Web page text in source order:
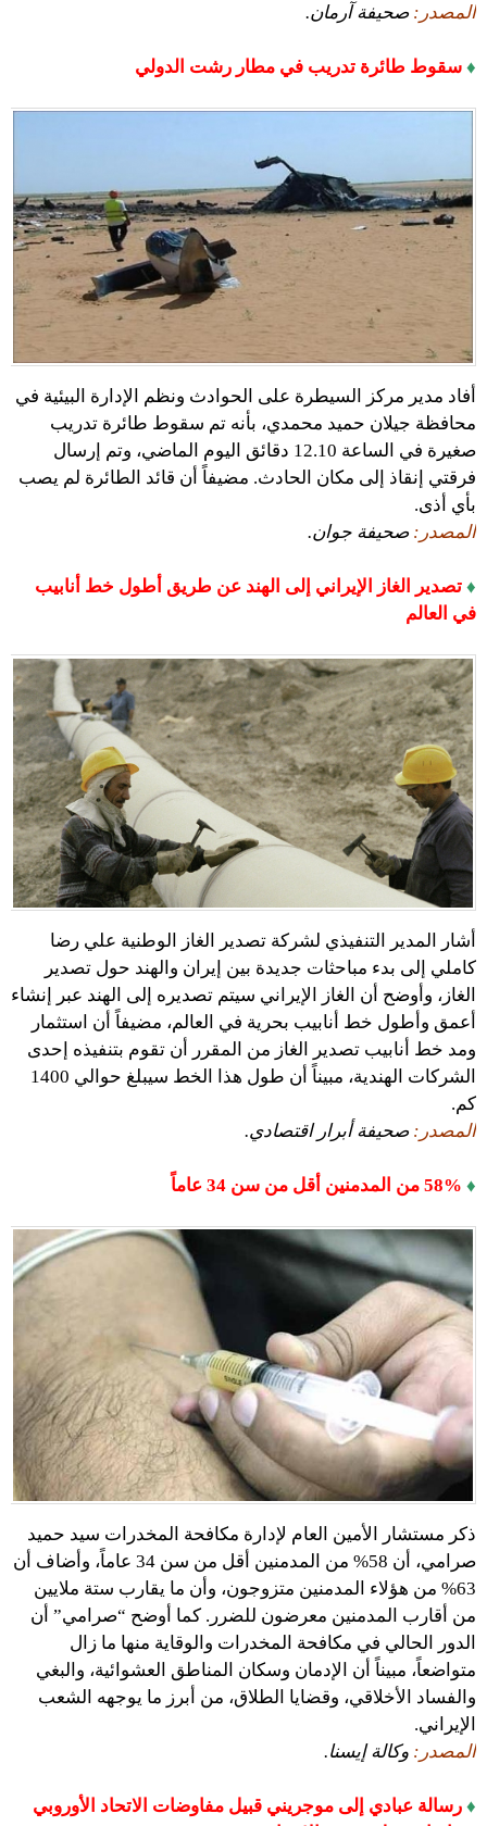
المصدر: صحيفة آرمان.
♦ سقوط طائرة تدريب في مطار رشت الدولي
أفاد مدير مركز السيطرة على الحوادث ونظم الإدارة البيئية في
محافظة جيلان حميد محمدي، بأنه تم سقوط طائرة تدريب
صغيرة في الساعة 12.10 دقائق اليوم الماضي، وتم إرسال
فرقتي إنقاذ إلى مكان الحادث. مضيفاً أن قائد الطائرة لم يصب
بأي أذى.
المصدر: صحيفة جوان.
♦ تصدير الغاز الإيراني إلى الهند عن طريق أطول خط أنابيب
في العالم
أشار المدير التنفيذي لشركة تصدير الغاز الوطنية علي رضا
كاملي إلى بدء مباحثات جديدة بين إيران والهند حول تصدير
الغاز، وأوضح أن الغاز الإيراني سيتم تصديره إلى الهند عبر إنشاء
أعمق وأطول خط أنابيب بحرية في العالم، مضيفاً أن استثمار
ومد خط أنابيب تصدير الغاز من المقرر أن تقوم بتنفيذه إحدى
الشركات الهندية، مبيناً أن طول هذا الخط سيبلغ حوالي 1400
كم.
المصدر: صحيفة أبرار اقتصادي.
♦ 58% من المدمنين أقل من سن 34 عاماً
ذكر مستشار الأمين العام لإدارة مكافحة المخدرات سيد حميد
صرامي، أن 58% من المدمنين أقل من سن 34 عاماً، وأضاف أن
63% من هؤلاء المدمنين متزوجون، وأن ما يقارب ستة ملايين
من أقارب المدمنين معرضون للضرر. كما أوضح “صرامي” أن
الدور الحالي في مكافحة المخدرات والوقاية منها ما زال
متواضعاً، مبيناً أن الإدمان وسكان المناطق العشوائية، والبغي
والفساد الأخلاقي، وقضايا الطلاق، من أبرز ما يوجهه الشعب
الإيراني.
المصدر: وكالة إيسنا.
♦ رسالة عبادي إلى موجريني قبيل مفاوضات الاتحاد الأوروبي